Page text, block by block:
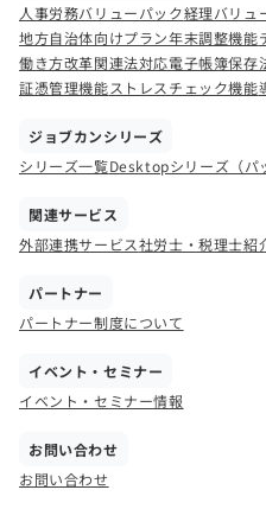
人事労務バリューパック経理バリュ
地方自治体向けプラン年末調整機能
働き方改革関連法対応電子帳簿保存
証憑管理機能ストレスチェック機能
ジョブカンシリーズ
シリーズ一覧Desktopシリーズ（パ
関連サービス
外部連携サービス社労士・税理士紹
パートナー
パートナー制度について
イベント・セミナー
イベント・セミナー情報
お問い合わせ
お問い合わせ